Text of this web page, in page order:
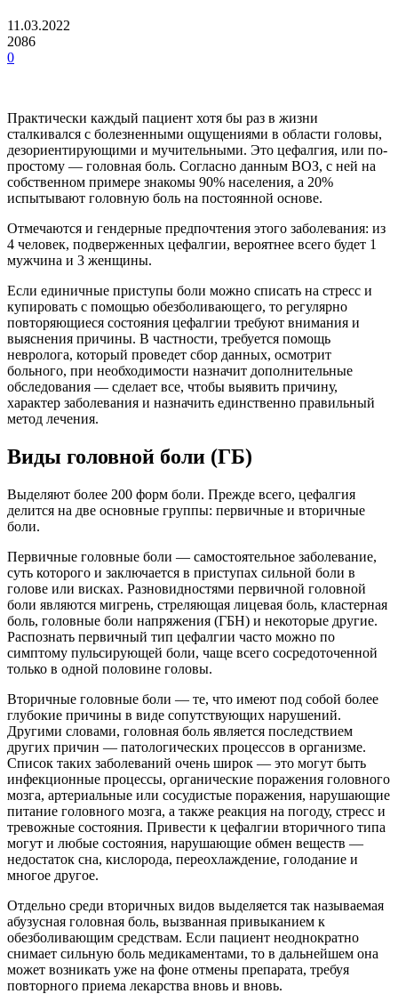
11.03.2022
2086
0
Практически каждый пациент хотя бы раз в жизни
сталкивался с болезненными ощущениями в области головы,
дезориентирующими и мучительными. Это цефалгия, или по-
простому — головная боль. Согласно данным ВОЗ, с ней на
собственном примере знакомы 90% населения, а 20%
испытывают головную боль на постоянной основе.
Отмечаются и гендерные предпочтения этого заболевания: из
4 человек, подверженных цефалгии, вероятнее всего будет 1
мужчина и 3 женщины.
Если единичные приступы боли можно списать на стресс и
купировать с помощью обезболивающего, то регулярно
повторяющиеся состояния цефалгии требуют внимания и
выяснения причины. В частности, требуется помощь
невролога, который проведет сбор данных, осмотрит
больного, при необходимости назначит дополнительные
обследования — сделает все, чтобы выявить причину,
характер заболевания и назначить единственно правильный
метод лечения.
Виды головной боли (ГБ)
Выделяют более 200 форм боли. Прежде всего, цефалгия
делится на две основные группы: первичные и вторичные
боли.
Первичные головные боли — самостоятельное заболевание,
суть которого и заключается в приступах сильной боли в
голове или висках. Разновидностями первичной головной
боли являются мигрень, стреляющая лицевая боль, кластерная
боль, головные боли напряжения (ГБН) и некоторые другие.
Распознать первичный тип цефалгии часто можно по
симптому пульсирующей боли, чаще всего сосредоточенной
только в одной половине головы.
Вторичные головные боли — те, что имеют под собой более
глубокие причины в виде сопутствующих нарушений.
Другими словами, головная боль является последствием
других причин — патологических процессов в организме.
Список таких заболеваний очень широк — это могут быть
инфекционные процессы, органические поражения головного
мозга, артериальные или сосудистые поражения, нарушающие
питание головного мозга, а также реакция на погоду, стресс и
тревожные состояния. Привести к цефалгии вторичного типа
могут и любые состояния, нарушающие обмен веществ —
недостаток сна, кислорода, переохлаждение, голодание и
многое другое.
Отдельно среди вторичных видов выделяется так называемая
абузусная головная боль, вызванная привыканием к
обезболивающим средствам. Если пациент неоднократно
снимает сильную боль медикаментами, то в дальнейшем она
может возникать уже на фоне отмены препарата, требуя
повторного приема лекарства вновь и вновь.